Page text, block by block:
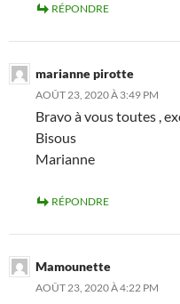
RÉPONDRE
marianne pirotte
AOÛT 23, 2020 À 3:49 PM
Bravo à vous toutes ,
Bisous
Marianne
RÉPONDRE
Mamounette
AOÛT 23, 2020 À 4:22 PM